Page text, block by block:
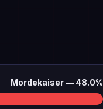
Mordekaiser— 48.0%